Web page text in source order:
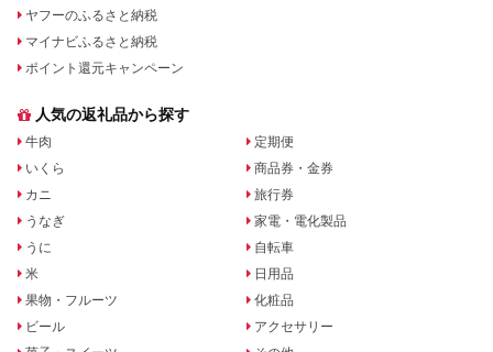
ヤフーのふるさと納税
マイナビふるさと納税
ポイント還元キャンペーン
人気の返礼品から探す
牛肉
いくら
カニ
うなぎ
うに
米
果物・フルーツ
ビール
定期便
商品券・金券
旅行券
家電・電化製品
自転車
日用品
化粧品
アクセサリー